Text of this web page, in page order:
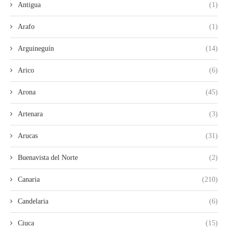
Antigua (1)
Arafo (1)
Arguineguín (14)
Arico (6)
Arona (45)
Artenara (3)
Arucas (31)
Buenavista del Norte (2)
Canaria (210)
Candelaria (6)
Ciuca (15)